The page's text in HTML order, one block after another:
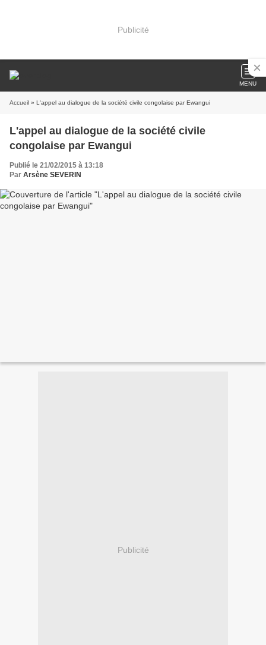
Publicité
MENU
Accueil » L'appel au dialogue de la société civile congolaise par Ewangui
L'appel au dialogue de la société civile
congolaise par Ewangui
Publié le 21/02/2015 à 13:18
Par Arsène SEVERIN
Publicité